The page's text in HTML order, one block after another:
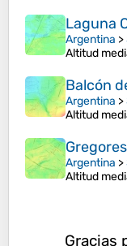
Laguna
Argentina >
Altitud
Balcón
Argentina >
Altitud
Gregores
Argentina >
Altitud
Gracias